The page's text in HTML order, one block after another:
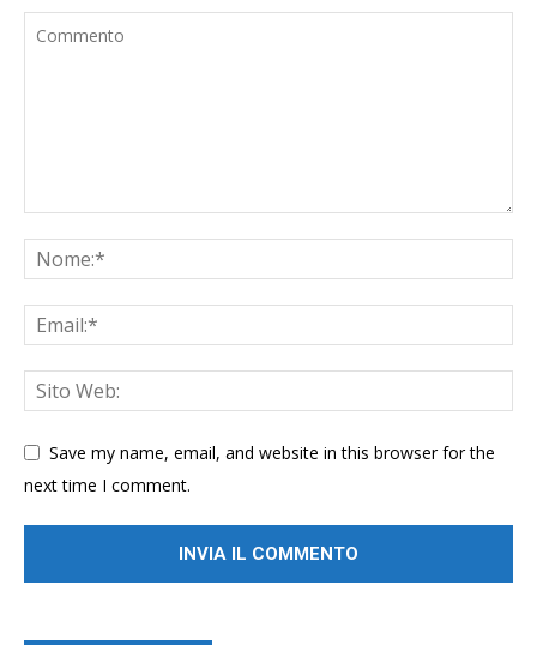
Save my name, email, and website in this browser for the
next time I comment.